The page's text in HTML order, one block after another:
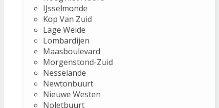
IJsselmonde
Kop Van Zuid
Lage Weide
Lombardijen
Maasboulevard
Morgenstond-Zuid
Nesselande
Newtonbuurt
Nieuwe Westen
Noletbuurt